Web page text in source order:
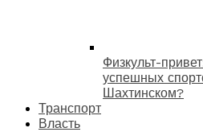
Физкульт-
успешных
Шахтинском?
Транспорт
Власть